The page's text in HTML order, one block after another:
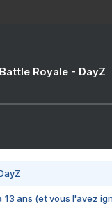
Royale - DayZ
13 ans (et vous l'avez